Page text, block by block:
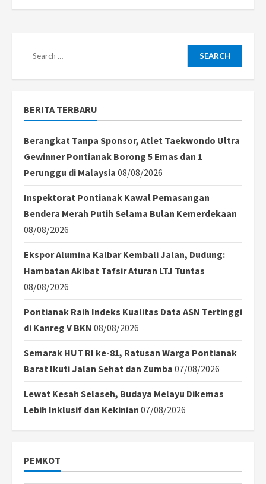
Search
for:
BERITA TERBARU
Berangkat Tanpa Sponsor, Atlet Taekwondo Ultra
Gewinner Pontianak Borong 5 Emas dan 1
Perunggu di Malaysia 08/08/2026
Inspektorat Pontianak Kawal Pemasangan
Bendera Merah Putih Selama Bulan Kemerdekaan
08/08/2026
Ekspor Alumina Kalbar Kembali Jalan, Dudung:
Hambatan Akibat Tafsir Aturan LTJ Tuntas
08/08/2026
Pontianak Raih Indeks Kualitas Data ASN Tertinggi
di Kanreg V BKN 08/08/2026
Semarak HUT RI ke-81, Ratusan Warga Pontianak
Barat Ikuti Jalan Sehat dan Zumba 07/08/2026
Lewat Kesah Selaseh, Budaya Melayu Dikemas
Lebih Inklusif dan Kekinian 07/08/2026
PEMKOT